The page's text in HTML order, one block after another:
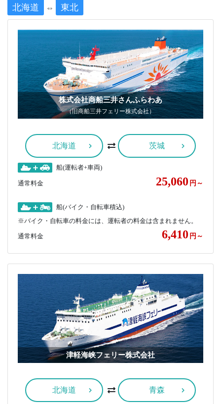
北海道 ⇔ 東北
株式会社商船三井さんふらわあ
（旧商船三井フェリー株式会社）
北海道 茨城
船(運転者+車両)
通常料金 25,060 円～
船(バイク・自転車積込)
※バイク・自転車の料金には、運転者の料金は含まれません。
通常料金 6,410 円～
津軽海峡フェリー株式会社
北海道 青森